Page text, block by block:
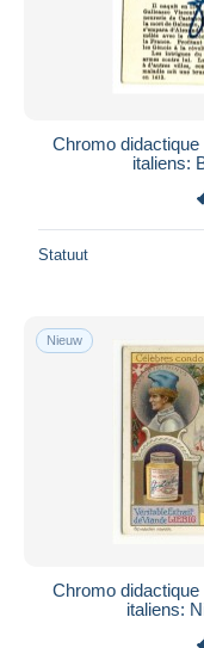
Chromo
italiens:
Statuut
Nieuw
Chromo
italiens: